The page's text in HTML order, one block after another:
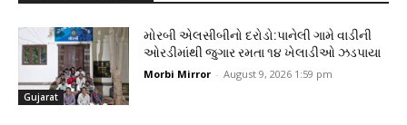
Gujarat
મોરબી એલસીબીનો દરોડો:પાનેલી ગામે વાડીની
ઓરડીમાંથી જુગાર રમતા ૧૪ ખેલાડીઓ ઝડપાયા
Morbi Mirror - August 9, 2026 1:59 pm